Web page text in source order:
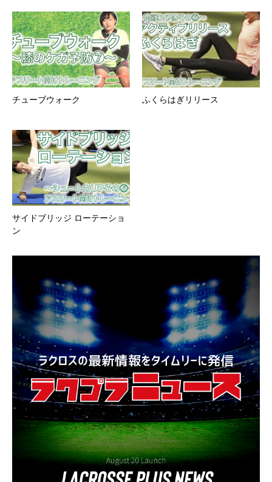
チューブウォーク ふくらはぎリリース
サイドブリッジ ローテーショ
ン